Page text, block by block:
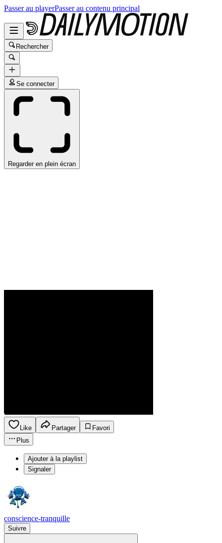
Passer au playerPasser au contenu principal
Rechercher
Se connecter
Regarder en plein écran
Like Partager
Favori
Plus
Ajouter à la playlist
Signaler
conscience-tranquille
Suivre